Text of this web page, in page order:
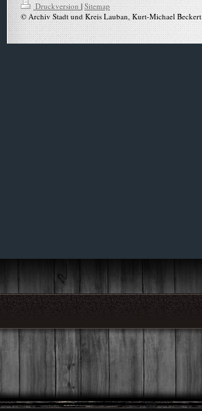
Druckversion| Sitemap
© Archiv Stadt und Kreis Lauban, Kurt-Michael Beckert